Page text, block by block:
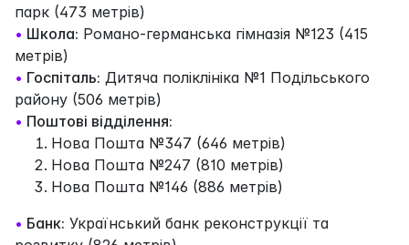
парк (473 метрів)
• Школа: Романо-германська гімназія №123 (415
метрів)
• Госпіталь: Дитяча поліклініка №1 Подільського
району (506 метрів)
• Поштові відділення:
Нова Пошта №347 (646 метрів)
Нова Пошта №247 (810 метрів)
Нова Пошта №146 (886 метрів)
• Банк: Український банк реконструкції та